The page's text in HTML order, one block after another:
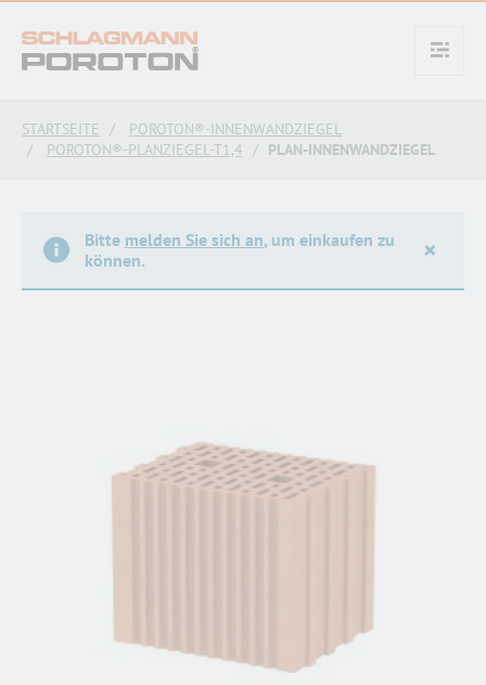
text.skipToContent
text.skipToNavigation
STARTSEITE
POROTON®-INNENWANDZIEGEL
POROTON®-PLANZIEGEL-T1,4
PLAN-INNENWANDZIEGEL
Bitte melden Sie sich an, um einkaufen zu
können.
×